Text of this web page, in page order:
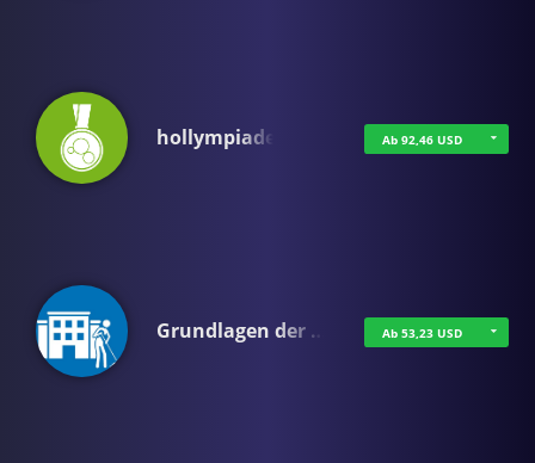
hollympiade Ab 92,46 USD
Grundlagen der … Ab 53,23 USD